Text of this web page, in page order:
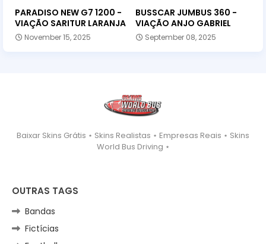
PARADISO NEW G7 1200 -
VIAÇÃO SARITUR LARANJA
November 15, 2025
BUSSCAR JUMBUS 360 -
VIAÇÃO ANJO GABRIEL
September 08, 2025
Baixar Skins Grátis ⋆ Skins Realistas ⋆ Empresas Reais ⋆ Skins
World Bus Driving ⋆
OUTRAS TAGS
Bandas
Fictícias